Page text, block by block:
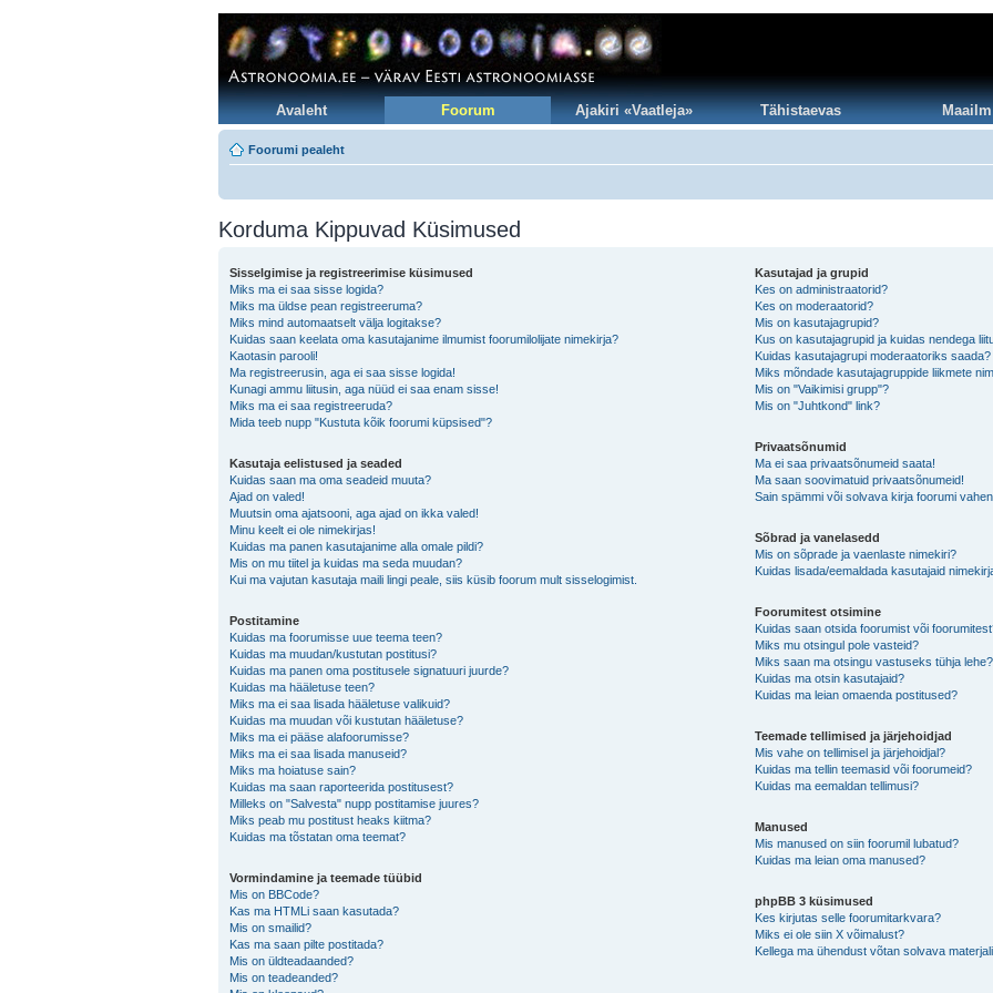
Avaleht Foorum Ajakiri «Vaatleja» Tähistaevas Maailm
Foorumi pealeht
Korduma Kippuvad Küsimused
Sisselgimise ja registreerimise küsimused
Miks ma ei saa sisse logida?
Miks ma üldse pean registreeruma?
Miks mind automaatselt välja logitakse?
Kuidas saan keelata oma kasutajanime ilmumist foorumilolijate nimekirja?
Kaotasin parooli!
Ma registreerusin, aga ei saa sisse logida!
Kunagi ammu liitusin, aga nüüd ei saa enam sisse!
Miks ma ei saa registreeruda?
Mida teeb nupp "Kustuta kõik foorumi küpsised"?
Kasutaja eelistused ja seaded
Kuidas saan ma oma seadeid muuta?
Ajad on valed!
Muutsin oma ajatsooni, aga ajad on ikka valed!
Minu keelt ei ole nimekirjas!
Kuidas ma panen kasutajanime alla omale pildi?
Mis on mu tiitel ja kuidas ma seda muudan?
Kui ma vajutan kasutaja maili lingi peale, siis küsib foorum mult sisselogimist.
Postitamine
Kuidas ma foorumisse uue teema teen?
Kuidas ma muudan/kustutan postitusi?
Kuidas ma panen oma postitusele signatuuri juurde?
Kuidas ma hääletuse teen?
Miks ma ei saa lisada hääletuse valikuid?
Kuidas ma muudan või kustutan hääletuse?
Miks ma ei pääse alafoorumisse?
Miks ma ei saa lisada manuseid?
Miks ma hoiatuse sain?
Kuidas ma saan raporteerida postitusest?
Milleks on "Salvesta" nupp postitamise juures?
Miks peab mu postitust heaks kiitma?
Kuidas ma tõstatan oma teemat?
Vormindamine ja teemade tüübid
Mis on BBCode?
Kas ma HTMLi saan kasutada?
Mis on smailid?
Kas ma saan pilte postitada?
Mis on üldteadaanded?
Mis on teadeanded?
Kasutajad ja grupid
Kes on administraatorid?
Kes on moderaatorid?
Mis on kasutajagrupid?
Kus on kasutajagrupid ja kuidas nendega
Kuidas kasutajagrupi moderaatoriks saada?
Miks mõndade kasutajagruppide liikmete
Mis on "Vaikimisi grupp"?
Mis on "Juhtkond" link?
Privaatsõnumid
Ma ei saa privaatsõnumeid saata!
Ma saan soovimatuid privaatsõnumeid!
Sain spämmi või solvava kirja foorumi
Sõbrad ja vanelasedd
Mis on sõprade ja vaenlaste nimekiri?
Kuidas lisada/eemaldada kasutajaid
Foorumitest otsimine
Kuidas saan otsida foorumist või
Miks mu otsingul pole vasteid?
Miks saan ma otsingu vastuseks tühja lehe?
Kuidas ma otsin kasutajaid?
Kuidas ma leian omaenda postitused?
Teemade tellimised ja järjehoidjad
Mis vahe on tellimisel ja järjehoidjal?
Kuidas ma tellin teemasid või foorumeid?
Kuidas ma eemaldan tellimusi?
Manused
Mis manused on siin foorumil lubatud?
Kuidas ma leian oma manused?
phpBB 3 küsimused
Kes kirjutas selle foorumitarkvara?
Miks ei ole siin X võimalust?
Kellega ma ühendust võtan solvava